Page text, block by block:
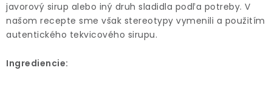
javorový sirup alebo iný druh sladidla podľa potreby. V
našom recepte sme však stereotypy vymenili a použitím
autentického tekvicového sirupu.
Ingrediencie: